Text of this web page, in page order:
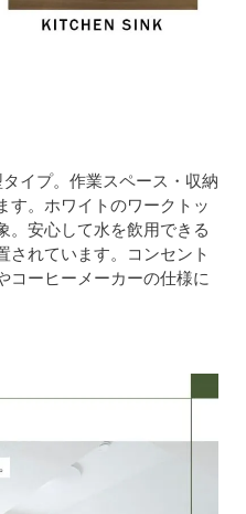
イプ。作業スペース・収納
す。ホワイトのワークトッ
。安心して水を飲用できる
されています。コンセント
コーヒーメーカーの仕様に